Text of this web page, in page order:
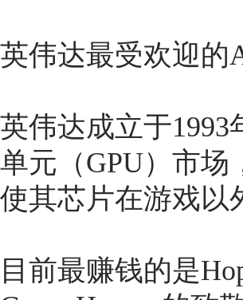
英伟达最受欢迎的
英伟达成立于
单元（GPU）市
使其芯片在游戏以
目前最赚钱的是